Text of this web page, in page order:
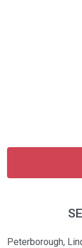
Peterborough,